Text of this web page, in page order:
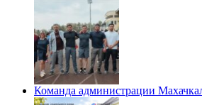
Команда администрации